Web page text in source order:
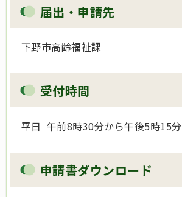
届出・申請先
下野市高齢福祉課
受付時間
平日 午前8時30分から午後5時15分
申請書ダウンロード